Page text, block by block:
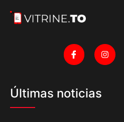
Últimas noticias